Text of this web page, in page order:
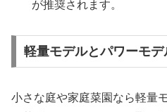
が推奨されます。
軽量モデルとパワーモ
小さな庭や家庭菜園なら軽量